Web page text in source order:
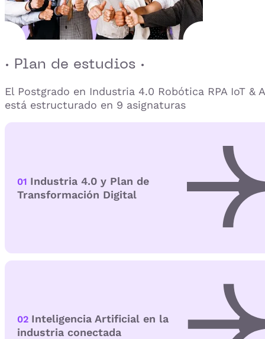
· Plan de estudios ·
El Postgrado en Industria 4.0 Robótica RPA IoT &
está estructurado en 9 asignaturas
01 Industria 4.0 y Plan de
Transformación Digital
02 Inteligencia Artificial en la
industria conectada